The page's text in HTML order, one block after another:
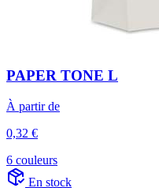
PAPER TONE L
À partir de
0,32 €
6 couleurs
En stock